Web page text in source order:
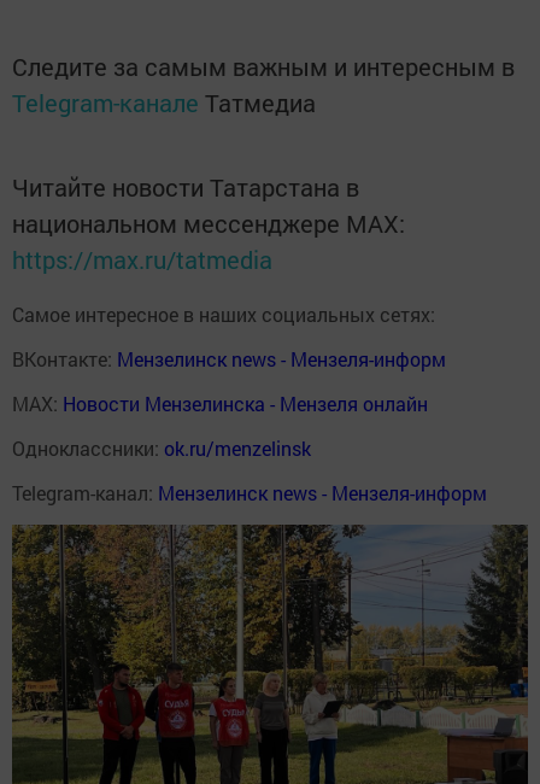
Следите за самым важным и интересным в
Telegram-канале Татмедиа
Читайте новости Татарстана в
национальном мессенджере MАХ:
https://max.ru/tatmedia
Самое интересное в наших социальных сетях:
ВКонтакте: Мензелинск news - Мензеля-информ
MAX: Новости Мензелинска - Мензеля онлайн
Одноклассники: ok.ru/menzelinsk
Telegram-канал: Мензелинск news - Мензеля-информ